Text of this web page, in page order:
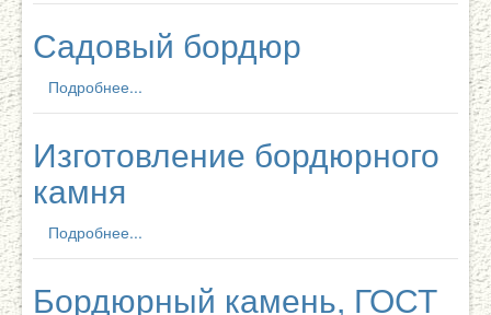
Садовый бордюр
Подробнее...
Изготовление бордюрного
камня
Подробнее...
Бордюрный камень, ГОСТ